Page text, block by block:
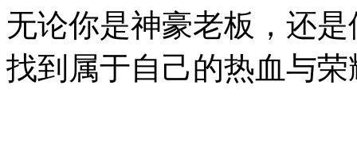
无论你是神豪老板，还
找到属于自己的热血与荣